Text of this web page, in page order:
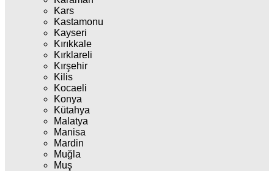
Kars
Kastamonu
Kayseri
Kırıkkale
Kırklareli
Kırşehir
Kilis
Kocaeli
Konya
Kütahya
Malatya
Manisa
Mardin
Muğla
Muş